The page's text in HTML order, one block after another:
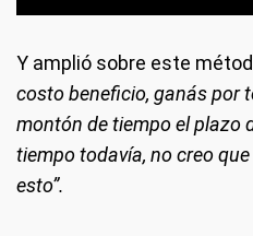
Y amplió sobre este
costo beneficio, ganás por
montón de tiempo el plazo
tiempo todavía, no creo
esto”.